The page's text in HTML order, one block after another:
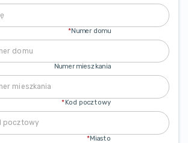
Numer domu
*
Numer mieszkania
Kod pocztowy
*
Miasto
*